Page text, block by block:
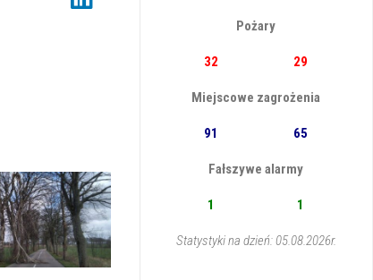
Pożary
32 29
Miejscowe zagrożenia
91 65
Fałszywe alarmy
1 1
Statystyki na dzień: 05.08.2026r.